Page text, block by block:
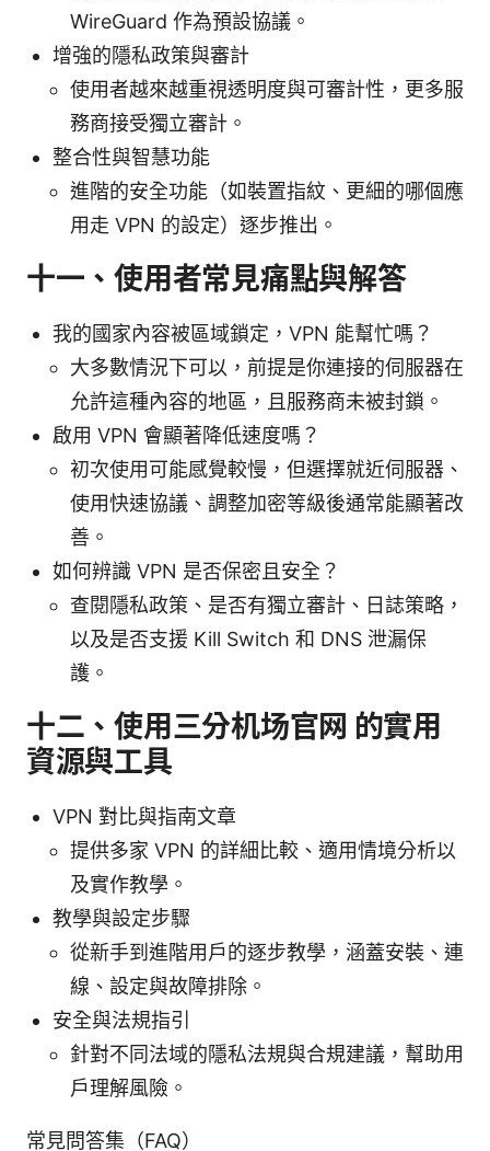
WireGuard 作為預設協議。
增強的隱私政策與審計
使用者越來越重視透明度與可審計性，更多服
務商接受獨立審計。
整合性與智慧功能
進階的安全功能（如裝置指紋、更細的哪個應
用走 VPN 的設定）逐步推出。
十一、使用者常見痛點與解答
我的國家內容被區域鎖定，VPN 能幫忙嗎？
大多數情況下可以，前提是你連接的伺服器在
允許這種內容的地區，且服務商未被封鎖。
啟用 VPN 會顯著降低速度嗎？
初次使用可能感覺較慢，但選擇就近伺服器、
使用快速協議、調整加密等級後通常能顯著改
善。
如何辨識 VPN 是否保密且安全？
查閱隱私政策、是否有獨立審計、日誌策略，
以及是否支援 Kill Switch 和 DNS 泄漏保
護。
十二、使用三分机场官网 的實用
資源與工具
VPN 對比與指南文章
提供多家 VPN 的詳細比較、適用情境分析以
及實作教學。
教學與設定步驟
從新手到進階用戶的逐步教學，涵蓋安裝、連
線、設定與故障排除。
安全與法規指引
針對不同法域的隱私法規與合規建議，幫助用
戶理解風險。
常見問答集（FAQ）